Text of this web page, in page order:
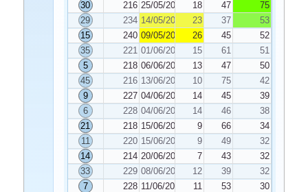
30
216 25/05/2022 18 47
75
29
234 14/05/2022 23 37
53
15
240 09/05/2022 26 45
52
35
221 01/06/2022 15 61
51
5
218 06/06/2022 13 47
50
45
216 13/06/2022 10 75
42
9
227 04/06/2022 14 45
39
6
228 04/06/2022 14 46
38
21
218 15/06/2022 9 66
34
11
220 15/06/2022 9 49
32
14
214 20/06/2022 7 43
32
33
229 08/06/2022 12 39
32
7
228 11/06/2022 11 53
30